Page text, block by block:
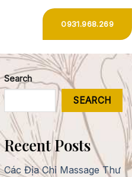
0931.968.269
Search
SEARCH
Recent Posts
Các Địa Chỉ Massage Thư